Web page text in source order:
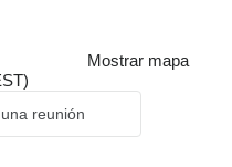
Mostrar mapa
reunión